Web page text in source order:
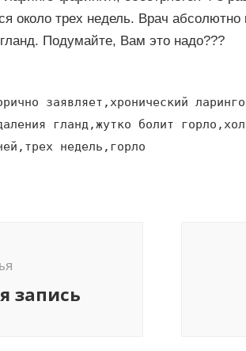
около трех недель. Врач абсолютно
Подумайте, Вам это надо???
заявляет,хронический
гланд,жутко болит
недель,горло
запись